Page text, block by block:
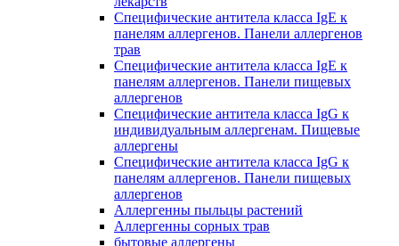
Специфические антитела класса IgE к
панелям аллергенов. Панели аллергенов
трав
Специфические антитела класса IgE к
панелям аллергенов. Панели пищевых
аллергенов
Специфические антитела класса IgG к
индивидуальным аллергенам. Пищевые
аллергены
Специфические антитела класса IgG к
панелям аллергенов. Панели пищевых
аллергенов
Аллергенны пыльцы растений
Аллергенны сорных трав
бытовые аллергены